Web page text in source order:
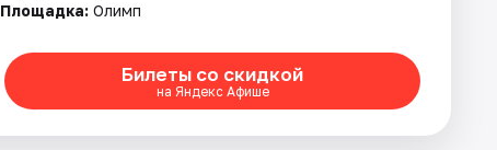
Площадка: Олимп
Билеты со скидкой
на Яндекс Афише